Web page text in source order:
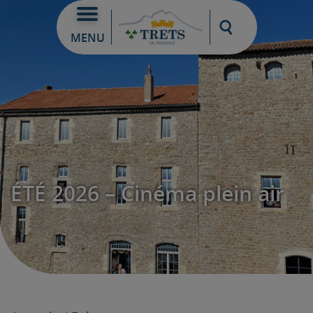
MENU
Moteur de
ÉTÉ 2026 – Cinéma plein air